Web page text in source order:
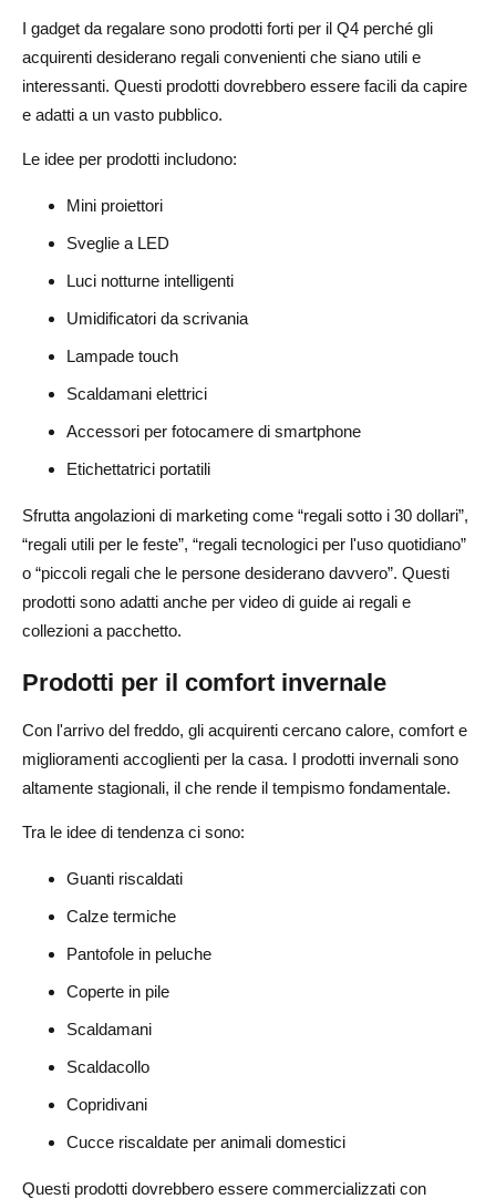
I gadget da regalare sono prodotti forti per il Q4 perché gli
acquirenti desiderano regali convenienti che siano utili e
interessanti. Questi prodotti dovrebbero essere facili da capire
e adatti a un vasto pubblico.
Le idee per prodotti includono:
Mini proiettori
Sveglie a LED
Luci notturne intelligenti
Umidificatori da scrivania
Lampade touch
Scaldamani elettrici
Accessori per fotocamere di smartphone
Etichettatrici portatili
Sfrutta angolazioni di marketing come “regali sotto i 30 dollari”,
“regali utili per le feste”, “regali tecnologici per l'uso quotidiano”
o “piccoli regali che le persone desiderano davvero”. Questi
prodotti sono adatti anche per video di guide ai regali e
collezioni a pacchetto.
Prodotti per il comfort invernale
Con l'arrivo del freddo, gli acquirenti cercano calore, comfort e
miglioramenti accoglienti per la casa. I prodotti invernali sono
altamente stagionali, il che rende il tempismo fondamentale.
Tra le idee di tendenza ci sono:
Guanti riscaldati
Calze termiche
Pantofole in peluche
Coperte in pile
Scaldamani
Scaldacollo
Copridivani
Cucce riscaldate per animali domestici
Questi prodotti dovrebbero essere commercializzati con